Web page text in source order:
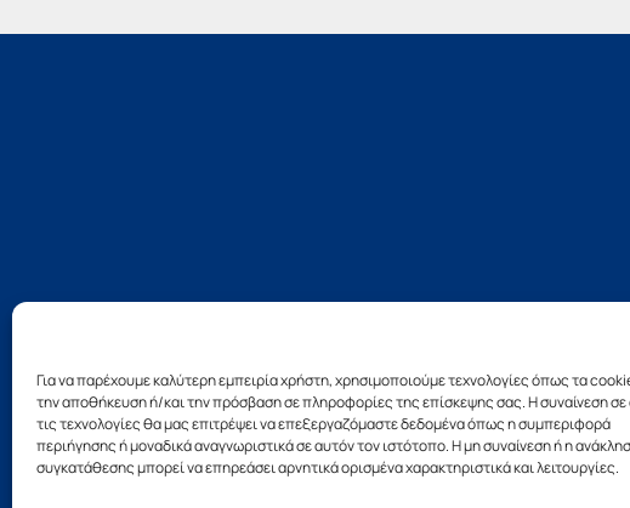
Για να παρέχουμε καλύτερη εμπειρία χρήστη, χρησιμοποιούμε τεχνολογίες όπως τα
την αποθήκευση ή/και την πρόσβαση σε πληροφορίες της επίσκεψης σας. Η συναίνεση σε
τις τεχνολογίες θα μας επιτρέψει να επεξεργαζόμαστε δεδομένα όπως η συμπεριφορά
περιήγησης ή μοναδικά αναγνωριστικά σε αυτόν τον ιστότοπο. Η μη συναίνεση ή η
συγκατάθεσης μπορεί να επηρεάσει αρνητικά ορισμένα χαρακτηριστικά και λειτουργίες.
Σχεδιασμός &